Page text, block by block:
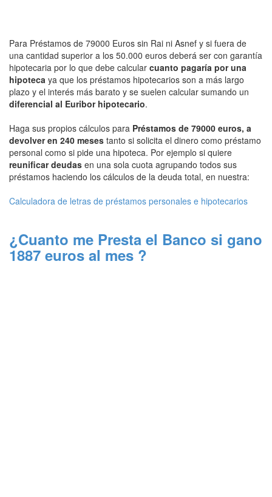
Para Préstamos de 79000 Euros sin Rai ni Asnef y si fuera de
una cantidad superior a los 50.000 euros deberá ser con garantía
hipotecaria por lo que debe calcular cuanto pagaría por una
hipoteca ya que los préstamos hipotecarios son a más largo
plazo y el interés más barato y se suelen calcular sumando un
diferencial al Euribor hipotecario.
Haga sus propios cálculos para Préstamos de 79000 euros, a
devolver en 240 meses tanto si solicita el dinero como préstamo
personal como si pide una hipoteca. Por ejemplo si quiere
reunificar deudas en una sola cuota agrupando todos sus
préstamos haciendo los cálculos de la deuda total, en nuestra:
Calculadora de letras de préstamos personales e hipotecarios
¿Cuanto me Presta el Banco si gano
1887 euros al mes ?